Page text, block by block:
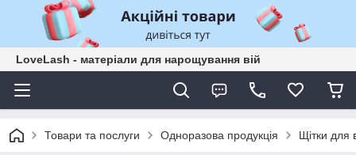
LoveLash - матеріали для нарощування вій
Товари та послуги Одноразова продукція Щітки для